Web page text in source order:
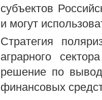
субъектов
и могут
Стратегия
аграрного
решение по
финансовых